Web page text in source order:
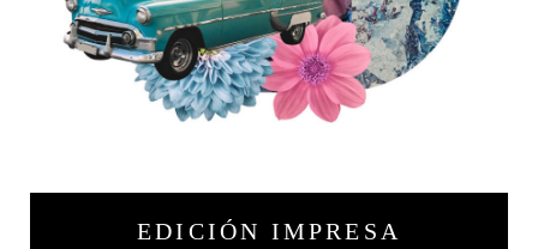
EDICIÓN IMPRESA